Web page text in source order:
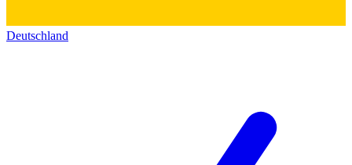
Deutschland